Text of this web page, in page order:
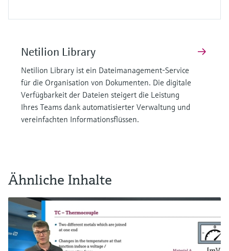
Netilion Library
Netilion Library ist ein Dateimanagement-Service
für die Organisation von Dokumenten. Die digitale
Verfügbarkeit der Dateien steigert die Leistung
Ihres Teams dank automatisierter Verwaltung und
vereinfachten Informationsflüssen.
Ähnliche Inhalte